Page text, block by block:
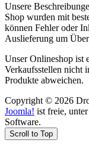
Unsere
Shop wurden mit
können Fehler oder
Auslieferung um
Unser Onlineshop ist
Verkaufsstellen nicht
Produkte abweichen.
Copyright © 2026
Joomla! ist freie,
Software.
Scroll to Top